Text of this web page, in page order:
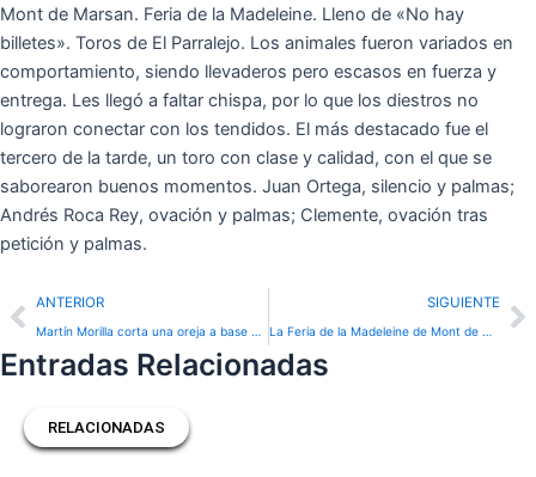
Mont de Marsan. Feria de la Madeleine. Lleno de «No hay
billetes». Toros de El Parralejo. Los animales fueron variados en
comportamiento, siendo llevaderos pero escasos en fuerza y
entrega. Les llegó a faltar chispa, por lo que los diestros no
lograron conectar con los tendidos. El más destacado fue el
tercero de la tarde, un toro con clase y calidad, con el que se
saborearon buenos momentos. Juan Ortega, silencio y palmas;
Andrés Roca Rey, ovación y palmas; Clemente, ovación tras
petición y palmas.
Prev
ANTERIOR
Martín Morilla corta una oreja a base de gusto y concepto en una matinal de entrega y disposición en Mont de Marsan
SIGUIENTE
La Feria de la Madeleine de Mont de Marsan tras el objetivo de Emilio Méndez
Entradas Relacionadas
RELACIONADAS